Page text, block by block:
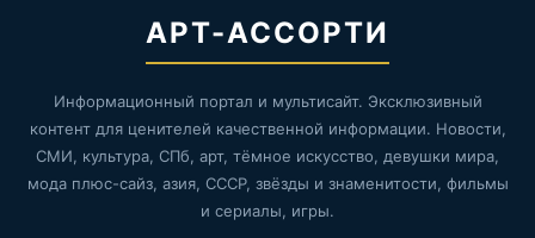
АРТ-АССОРТИ
Информационный портал и мультисайт. Эксклюзивный
контент для ценителей качественной информации. Новости,
СМИ, культура, СПб, арт, тёмное искусство, девушки мира,
мода плюс-сайз, азия, СССР, звёзды и знаменитости, фильмы
и сериалы, игры.